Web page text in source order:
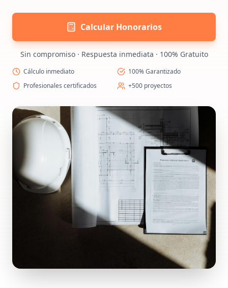
Calcular Honorarios
Sin compromiso · Respuesta inmediata · 100% Gratuito
Cálculo inmediato
100% Garantizado
Profesionales certificados
+500 proyectos